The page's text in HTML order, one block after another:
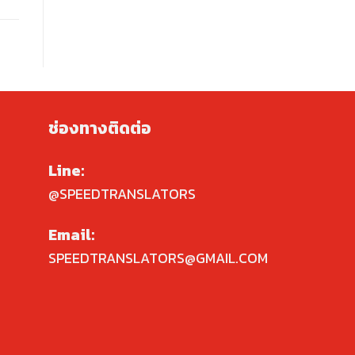
ช่องทางติดต่อ
Line:
@SPEEDTRANSLATORS
Email:
SPEEDTRANSLATORS@GMAIL.COM